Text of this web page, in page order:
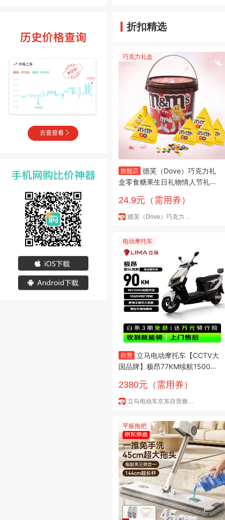
折扣精选
巧克力礼盒
旗舰店 德芙（Dove）巧克力礼
盒零食糖果生日礼物情人节礼物
M豆9袋*2桶
24.9元（需用券）
德芙（Dove）巧克力礼盒旗舰店
电动摩托车
自营
立马电动摩托车【CCTV大
国品牌】极昂77KM续航1500W
电动车 梦幻白
2380元（需用券）
立马电动车京东自营旗舰店
平板拖把